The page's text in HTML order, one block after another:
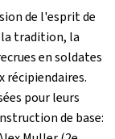
de l'esprit de
la tradition, la
en soldates
récipiendaires.
pour leurs
de base: